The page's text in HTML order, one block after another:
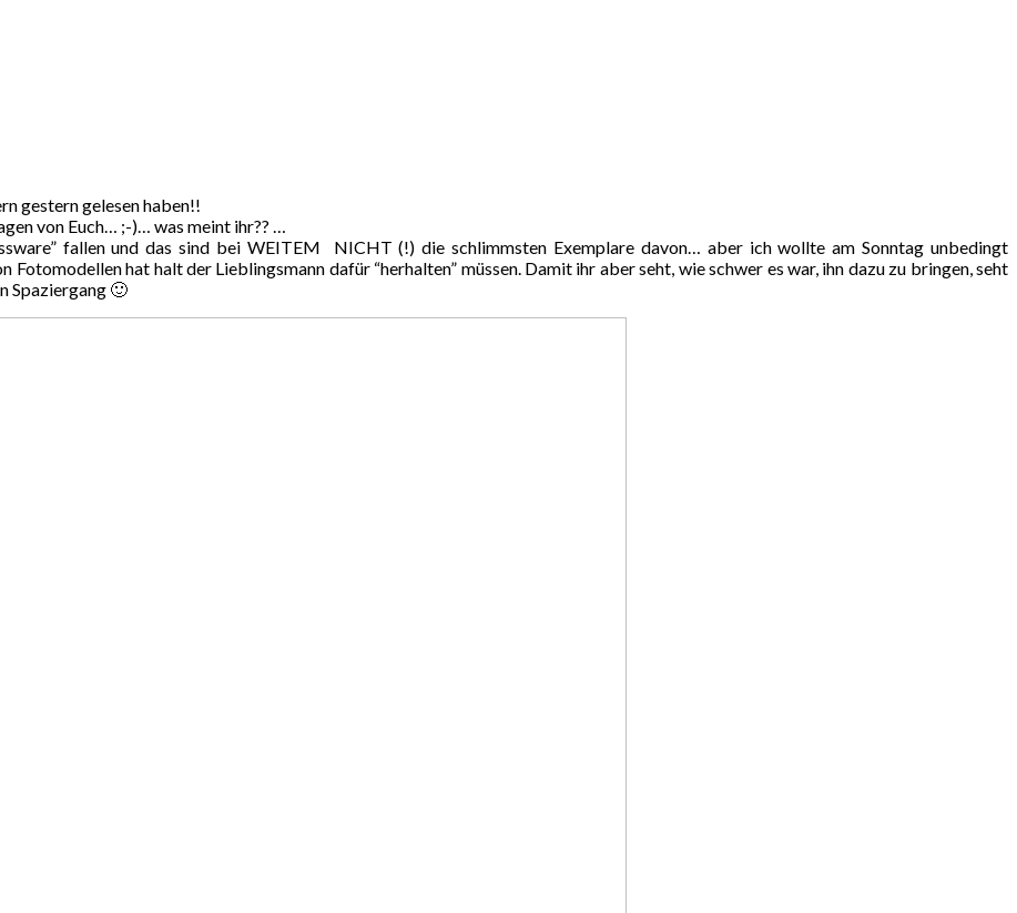
gestern gelesen haben!!
von Euch… ;-)… was meint ihr?? …
fallen und das sind bei WEITEM NICHT (!) die schlimmsten Exemplare davon… aber ich wollte am Sonntag unbedingt
hat halt der Lieblingsmann dafür “herhalten” müssen. Damit ihr aber seht, wie schwer es war, ihn dazu zu bringen, seht
Spaziergang 🙂